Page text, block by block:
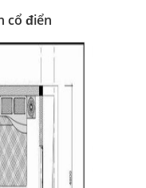
cổ điển